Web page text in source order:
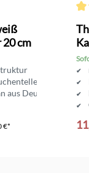
cm
aus Deutschland
€*